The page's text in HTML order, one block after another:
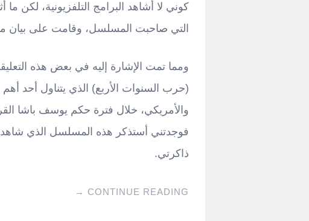
كوني لا أشاهد البرامج التلفزيونية، لكن
التي صاحبت المسلسل، وقامت على بيان
ومما تمت الإشارة إليه في بعض هذه
(حرب السنوات الأربع) الذي يتناول أحد أهم
والأمريكي، خلال فترة حكم يوسف باشا
فوجدتني أستذكر هذه المسلسل الذي
ذاكرتي.
CONTINUE READING
→